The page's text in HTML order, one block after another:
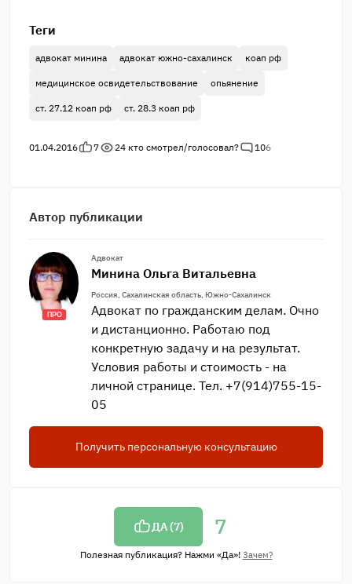
Теги
адвокат минина адвокат южно-сахалинск коап рф
медицинское освидетельствование опьянение
ст. 27.12 коап рф ст. 28.3 коап рф
01.04.2016 7 24 кто смотрел/голосовал? 106
Автор публикации
ПРО
Адвокат
Минина Ольга Витальевна
Россия, Сахалинская область, Южно-Сахалинск
Адвокат по гражданским делам. Очно
и дистанционно. Работаю под
конкретную задачу и на результат.
Условия работы и стоимость - на
личной странице. Тел. +7(914)755-15-
05
Получить персональную консультацию
ДА (7) 7
Полезная публикация? Нажми «Да»! Зачем?